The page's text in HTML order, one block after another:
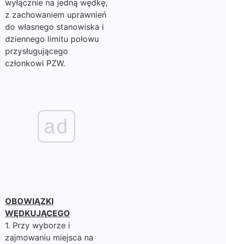
wyłącznie na jedną wędkę,
z zachowaniem uprawnień
do własnego stanowiska i
dziennego limitu połowu
przysługującego
członkowi PZW.
ad
OBOWIĄZKI
WĘDKUJĄCEGO
1. Przy wyborze i
zajmowaniu miejsca na